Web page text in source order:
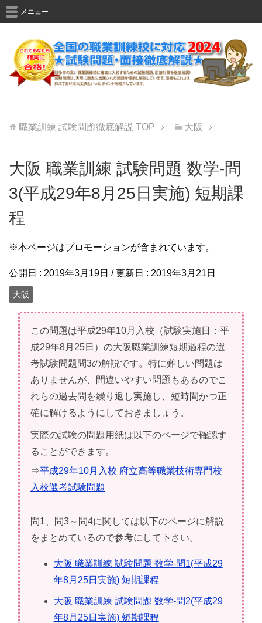
メニュー
職業訓練 試験問題徹底解説 TOP 大阪
大阪 職業訓練 試験問題 数学-問
3(平成29年8月25日実施) 短期課
程
※本ページはプロモーションが含まれています。
公開日 : 2019年3月19日 / 更新日 : 2019年3月21日
大阪
この問題は平成29年10月入校（試験実施日：平
成29年8月25日）の大阪職業訓練短期過程の選
考試験問題問3の解説です。特に難しい問題は
ありませんが、間違いやすい問題もあるのでこ
れらの過去問を繰り返し実施し、短時間かつ正
確に解けるようにしておきましょう。
実際の試験の問題用紙は以下のページで確認す
ることができます。
⇒平成29年10月入校 府立高等職業技術専門校
入校選考試験問題
問1、問3～問4に関しては以下のページに解説
をまとめているので参考にして下さい。
大阪 職業訓練 試験問題 数学-問1(平成29
年8月25日実施) 短期課程
大阪 職業訓練 試験問題 数学-問2(平成29
年8月25日実施) 短期課程